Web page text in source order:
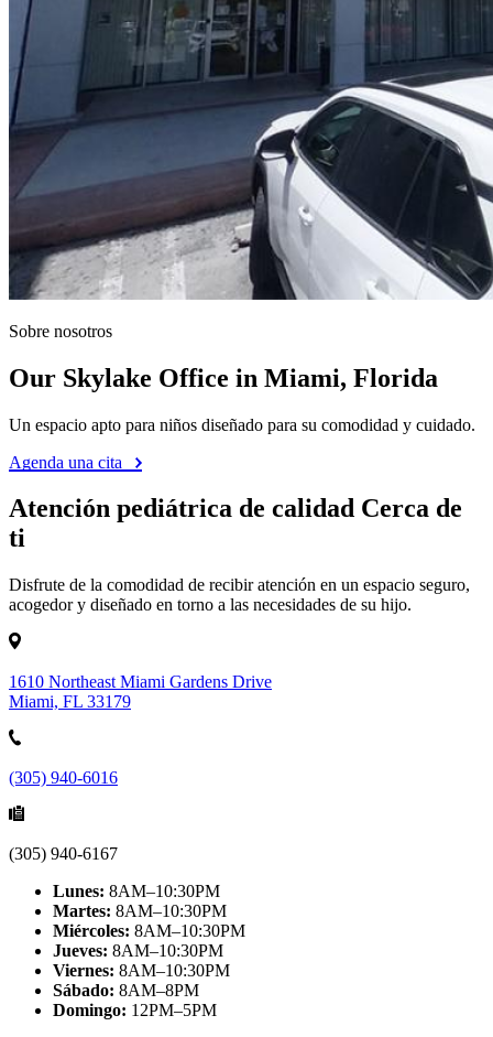
Sobre nosotros
Our Skylake Office in Miami, Florida
Un espacio apto para niños diseñado para su comodidad y cuidado.
Agenda una cita
Atención pediátrica de calidad Cerca de
ti
Disfrute de la comodidad de recibir atención en un espacio seguro,
acogedor y diseñado en torno a las necesidades de su hijo.
1610 Northeast Miami Gardens Drive
Miami, FL 33179
(305) 940-6016
(305) 940-6167
Lunes: 8AM–10:30PM
Martes: 8AM–10:30PM
Miércoles: 8AM–10:30PM
Jueves: 8AM–10:30PM
Viernes: 8AM–10:30PM
Sábado: 8AM–8PM
Domingo: 12PM–5PM